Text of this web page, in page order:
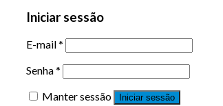
Iniciar sessão
E-mail*
Senha*
Manter sessão
Iniciar sessão